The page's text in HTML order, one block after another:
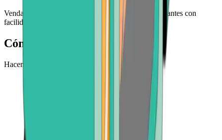
Venda VERSE, ETH, BCH y otras monedas importantes con
facilidad y confianza
Cómo vender Verse
Hacemos que retirar tu Verse sea fácil